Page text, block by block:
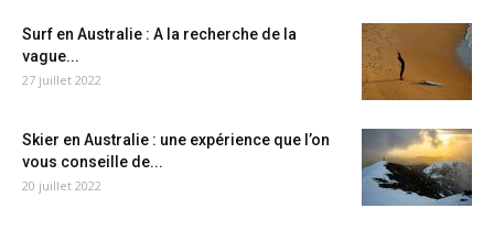
Surf en Australie : A la recherche de la
vague...
27 juillet 2022
Skier en Australie : une expérience que l’on
vous conseille de...
20 juillet 2022